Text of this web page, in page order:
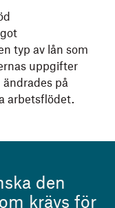
typ av lån som
uppgifter
ändrades på
arbetsflödet.
den
krävs för